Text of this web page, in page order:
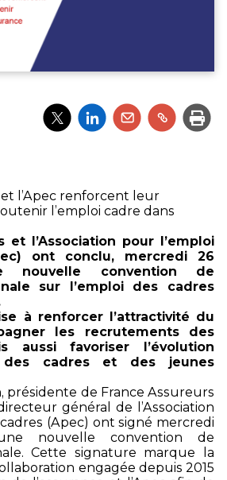
Partager
l'article
Partager
l'article
Partager
l'article
Partager
l'article
l’Apec renforcent leur
l’emploi cadre dans
et l’Association pour l’emploi
ont conclu, mercredi 26
nouvelle convention de
sur l’emploi des cadres
à renforcer l’attractivité du
les recrutements des
aussi favoriser l’évolution
des cadres et des jeunes
présidente de France Assureurs
général de l’Association
(Apec) ont signé mercredi
nouvelle convention de
Cette signature marque la
engagée depuis 2015